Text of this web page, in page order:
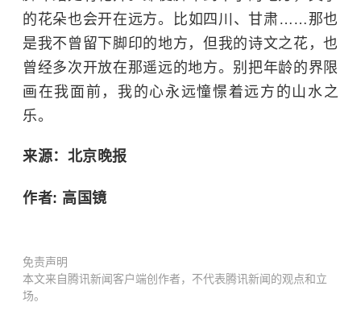
的花朵也会开在远方。比如四川、甘肃……那也
是我不曾留下脚印的地方，但我的诗文之花，也
曾经多次开放在那遥远的地方。别把年龄的界限
画在我面前，我的心永远憧憬着远方的山水之
乐。
来源：北京晚报
作者: 高国镜
免责声明
本文来自腾讯新闻客户端创作者，不代表腾讯新闻的观点和立
场。